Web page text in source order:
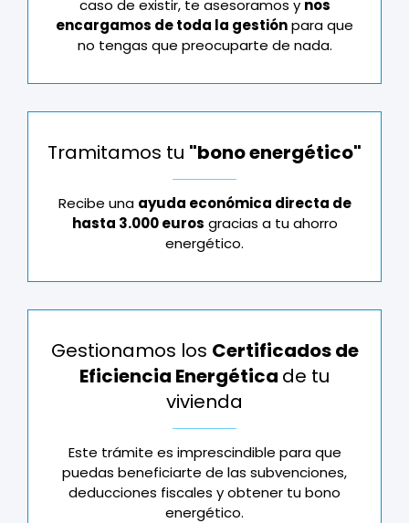
caso de existir, te asesoramos y nos
encargamos de toda la gestiónpara que
no tengas que preocuparte de nada.
Tramitamos tu "bono energético"
Recibe una ayuda económica directa de
hasta 3.000 euros gracias a tu ahorro
energético.
Gestionamos los Certificados de
Eficiencia Energética de tu
vivienda
Este trámite es imprescindible para que
puedas beneficiarte de las subvenciones,
deducciones fiscales y obtener tu bono
energético.